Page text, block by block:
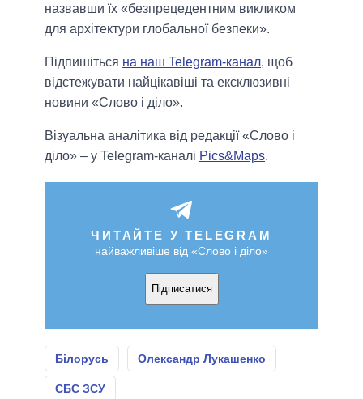
назвавши їх «безпрецедентним викликом
для архітектури глобальної безпеки».
Підпишіться на наш Telegram-канал, щоб
відстежувати найцікавіші та ексклюзивні
новини «Слово і діло».
Візуальна аналітика від редакції «Слово і
діло» – у Telegram-каналі Pics&Maps.
ЧИТАЙТЕ У TELEGRAM
найважливіше від «Слово і діло»
Підписатися
Білорусь Олександр Лукашенко
СБС ЗСУ